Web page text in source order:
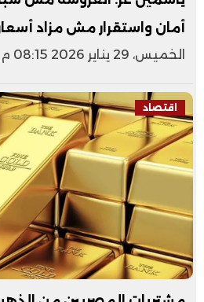
أمان واستقرار مش مزاد
الخميس، 29 يناير 2026 08:15 م
اقتصاد